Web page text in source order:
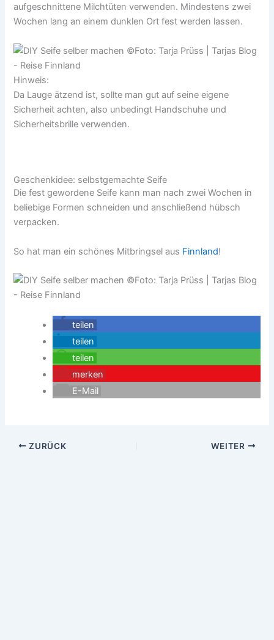
aufgeschnittene Milchtüten verwenden. Mindestens zwei
Wochen lang an einem dunklen Ort fest werden lassen.
Hinweis:
Da Lauge ätzend ist, sollte man gut auf seine eigene
Sicherheit achten, also unbedingt Handschuhe und
Sicherheitsbrille verwenden.
Geschenkidee: selbstgemachte Seife
Die fest gewordene Seife kann man nach zwei Wochen in
beliebige Formen schneiden und anschließend hübsch
verpacken.
So hat man ein schönes Mitbringsel aus Finnland!
teilen
teilen
teilen
merken
E-Mail
ZURÜCK WEITER